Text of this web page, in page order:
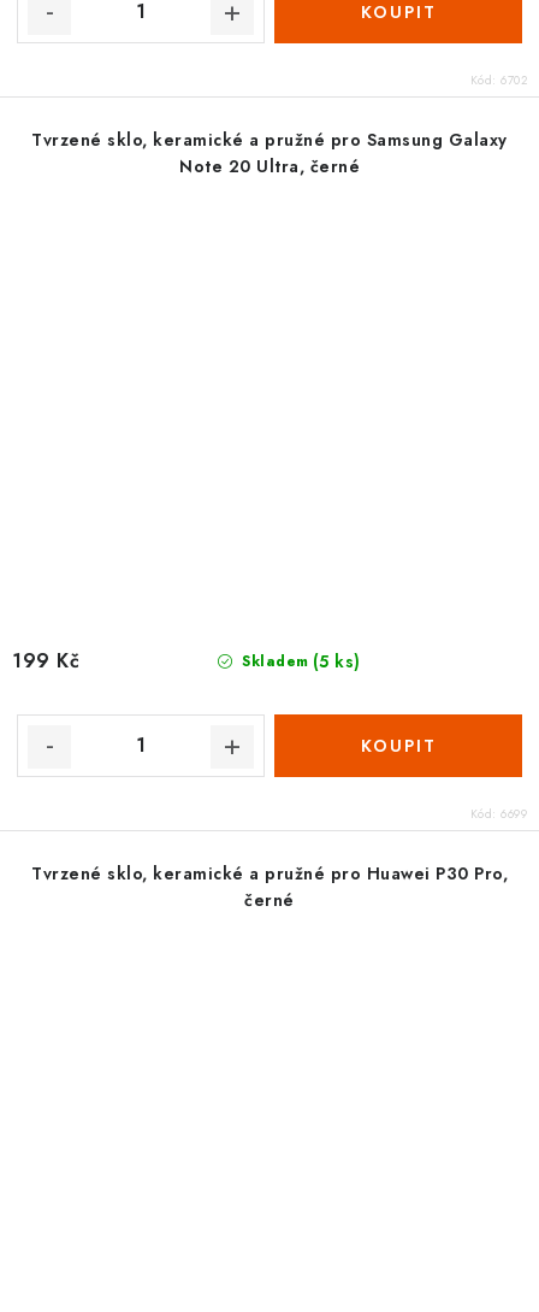
Kód: 6702
Tvrzené sklo, keramické a pružné pro Samsung Galaxy
Note 20 Ultra, černé
Skladem (5 ks)
199 Kč
Kód: 6699
Tvrzené sklo, keramické a pružné pro Huawei P30 Pro,
černé